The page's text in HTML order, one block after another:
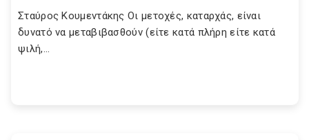
Σταύρος Κουμεντάκης Οι μετοχές, καταρχάς, είναι
δυνατό να μεταβιβασθούν (είτε κατά πλήρη είτε κατά
ψιλή,...